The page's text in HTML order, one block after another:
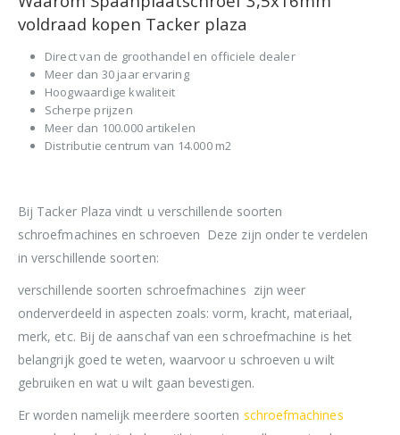
voldraad kopen Tacker plaza
Direct van de groothandel en officiele dealer
Meer dan 30 jaar ervaring
Hoogwaardige kwaliteit
Scherpe prijzen
Meer dan 100.000 artikelen
Distributie centrum van 14.000 m2
Bij Tacker Plaza vindt u verschillende soorten
schroefmachines en schroeven Deze zijn onder te verdelen
in verschillende soorten:
verschillende soorten schroefmachines zijn weer
onderverdeeld in aspecten zoals: vorm, kracht, materiaal,
merk, etc. Bij de aanschaf van een schroefmachine is het
belangrijk goed te weten, waarvoor u schroeven u wilt
gebruiken en wat u wilt gaan bevestigen.
Er worden namelijk meerdere soorten schroefmachines